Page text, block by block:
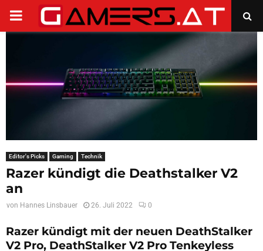
PRIMARY
Editor's Picks Gaming Technik
Razer kündigt die Deathstalker V2
an
von Hannes Linsbauer 26. Juli 2022 0
Razer kündigt mit der neuen DeathStalker
V2 Pro, DeathStalker V2 Pro Tenkeyless